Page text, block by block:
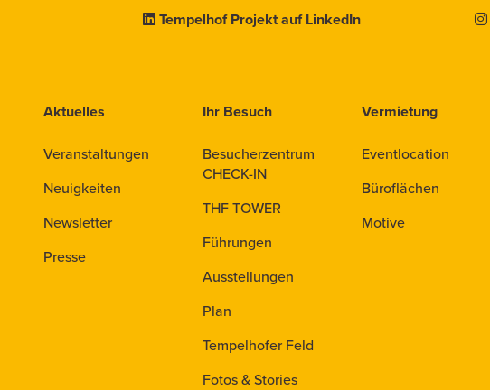
Tempelhof Projekt auf LinkedIn
Aktuelles
Veranstaltungen
Neuigkeiten
Newsletter
Presse
Ihr Besuch
Besucherzentrum
CHECK-IN
THF TOWER
Führungen
Ausstellungen
Plan
Tempelhofer Feld
Fotos & Stories
Vermietung
Eventlocation
Büroflächen
Motive